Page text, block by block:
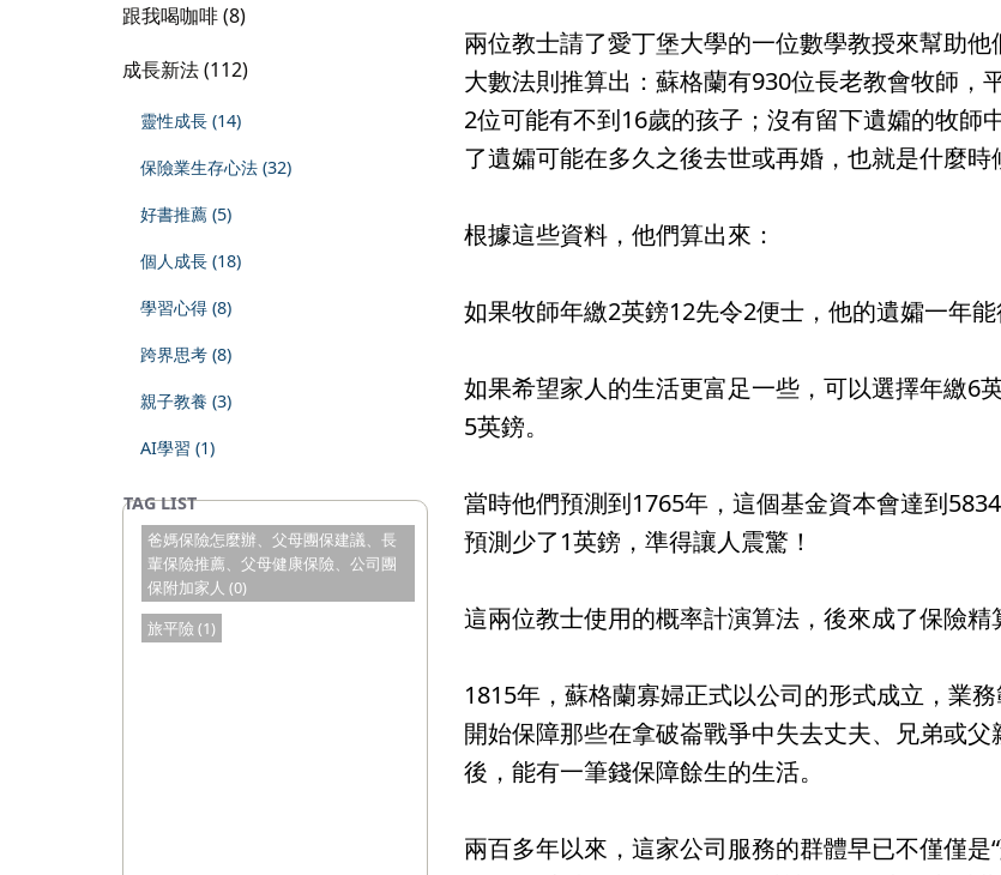
跟我喝咖啡 (8)
成長新法 (112)
靈性成長 (14)
保險業生存心法 (32)
好書推薦 (5)
個人成長 (18)
學習心得 (8)
跨界思考 (8)
親子教養 (3)
AI學習 (1)
爸媽保險怎麼辦、父母團保建議、長
輩保險推薦、父母健康保險、公司團
保附加家人 (0)
旅平險 (1)
兩位教士請了愛丁堡大學的一位數學教授來幫助
大數法則推算出：蘇格蘭有930位長老教會牧師，
2位可能有不到16歲的孩子；沒有留下遺孀的牧師
了遺孀可能在多久之後去世或再婚，也就是什麼時
根據這些資料，他們算出來：
如果牧師年繳2英鎊12先令2便士，他的遺孀一年能
如果希望家人的生活更富足一些，可以選擇年繳6
5英鎊。
當時他們預測到1765年，這個基金資本會達到
預測少了1英鎊，準得讓人震驚！
這兩位教士使用的概率計演算法，後來成了保險精
1815年，蘇格蘭寡婦正式以公司的形式成立，業
開始保障那些在拿破崙戰爭中失去丈夫、兄弟或
後，能有一筆錢保障餘生的生活。
兩百多年以來，這家公司服務的群體早已不僅僅